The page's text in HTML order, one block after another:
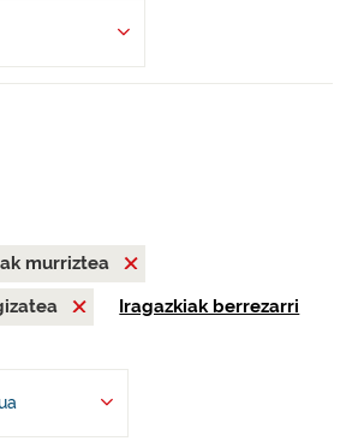
murriztea
Iragazkiak berrezarri